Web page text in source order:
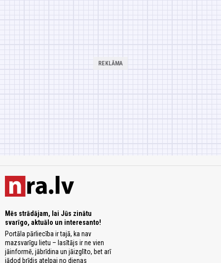
Mēs strādājam, lai Jūs zinātu
svarīgo, aktuālo un interesanto!
Portāla pārliecība ir tajā, ka nav
mazsvarīgu lietu – lasītājs ir ne vien
jāinformē, jābrīdina un jāizglīto, bet arī
jādod brīdis atelpai no dienas